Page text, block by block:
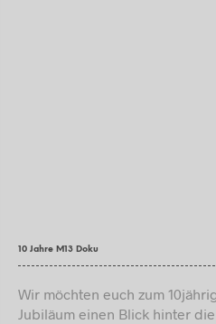
10 Jahre M13 Doku
Wir möchten euch zum
Jubiläum einen Blick hinter die